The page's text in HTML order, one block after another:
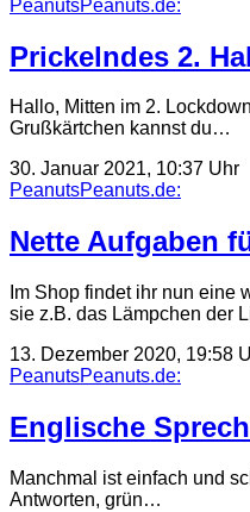
PeanutsPeanuts.de:
Prickelndes 2.
Hallo, Mitten im 2.
Grußkärtchen kannst du…
30. Januar 2021, 10:37 Uhr
PeanutsPeanuts.de:
Nette Aufgaben
Im Shop findet ihr nun eine
sie z.B. das Lämpchen der
13. Dezember 2020, 19:58
PeanutsPeanuts.de:
Englische
Manchmal ist einfach und
Antworten, grün…